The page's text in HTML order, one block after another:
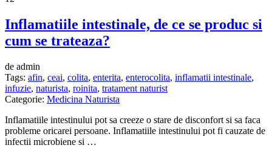
Inflamatiile intestinale, de ce se produc si
cum se trateaza?
de admin
Tags: afin, ceai, colita, enterita, enterocolita, inflamatii intestinale,
infuzie, naturista, roinita, tratament naturist
Categorie: Medicina Naturista
Inflamatiile intestinului pot sa creeze o stare de disconfort si sa faca
probleme oricarei persoane. Inflamatiile intestinului pot fi cauzate de
infectii microbiene si …